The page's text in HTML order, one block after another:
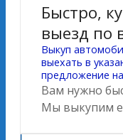
Быстро,
выезд по
Выкуп
выехать в
предложение
Вам нужно
Мы выкупим